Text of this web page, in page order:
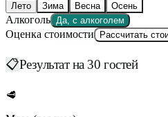
Лето Зима Весна Осень
Алкоголь Да, с алкоголем
Оценка стоимости Рассчитать
📋Результат на 30 гостей
🥩